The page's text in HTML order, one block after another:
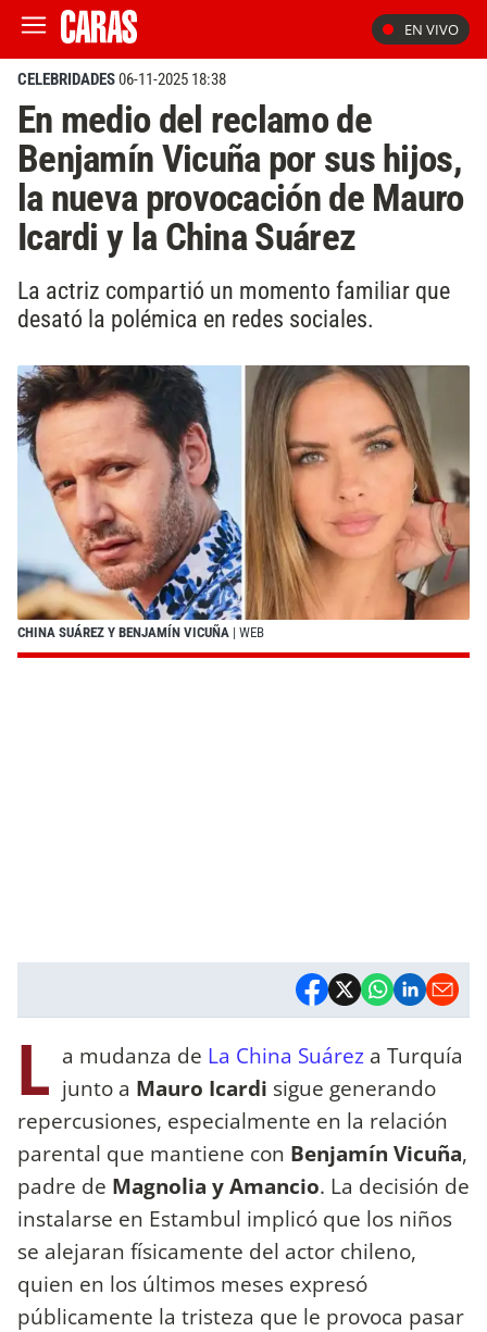
EN VIVO
CELEBRIDADES06-11-2025 18:38
En medio del reclamo de
Benjamín Vicuña por sus hijos,
la nueva provocación de Mauro
Icardi y la China Suárez
La actriz compartió un momento familiar que
desató la polémica en redes sociales.
CHINA SUÁREZ Y BENJAMÍN VICUÑA | WEB
L a mudanza de La China Suárez a Turquía
junto a Mauro Icardi sigue generando
repercusiones, especialmente en la relación
parental que mantiene con Benjamín Vicuña,
padre de Magnolia y Amancio. La decisión de
instalarse en Estambul implicó que los niños
se alejaran físicamente del actor chileno,
quien en los últimos meses expresó
públicamente la tristeza que le provoca pasar